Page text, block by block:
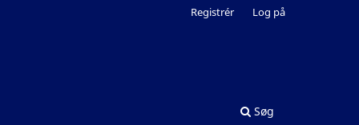
Søg
Registrér Log på